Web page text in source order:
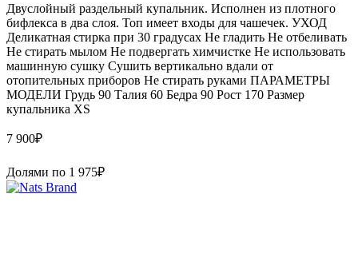
Двуслойный раздельный купальник. Исполнен из плотного
бифлекса в два слоя. Топ имеет входы для чашечек. УХОД
Деликатная стирка при 30 градусах Не гладить Не отбеливать
Не стирать мылом Не подвергать химчистке Не использовать
машинную сушку Сушить вертикально вдали от
отопительных приборов Не стирать руками ПАРАМЕТРЫ
МОДЕЛИ Грудь 90 Талия 60 Бедра 90 Рост 170 Размер
купальника XS
7 900₽
Долями по 1 975₽